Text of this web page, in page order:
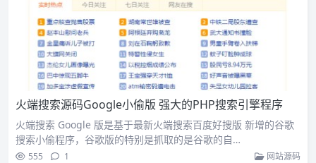
火端搜索源码Google小偷版 强大的PHP搜索引擎程序
火端搜索 Google 版是基于最新火端搜索百度好搜版 新增的谷歌
搜索小偷程序，谷歌版的特别是抓取的是谷歌的自…
555 1 网站源码